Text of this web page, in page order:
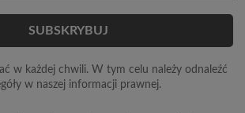
w każdej chwili. W tym celu należy odnaleźć
w naszej informacji prawnej.